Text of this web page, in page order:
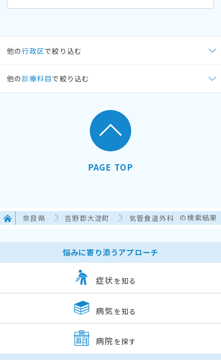
他の行政区で絞り込む
他の 診療科目で絞り込む
PAGE TOP
奈良県 吉野郡大淀町 気管食道外科 の検索結果
悩みに寄り添うアプローチ
症状 を知る
病気 を知る
病院 を探す